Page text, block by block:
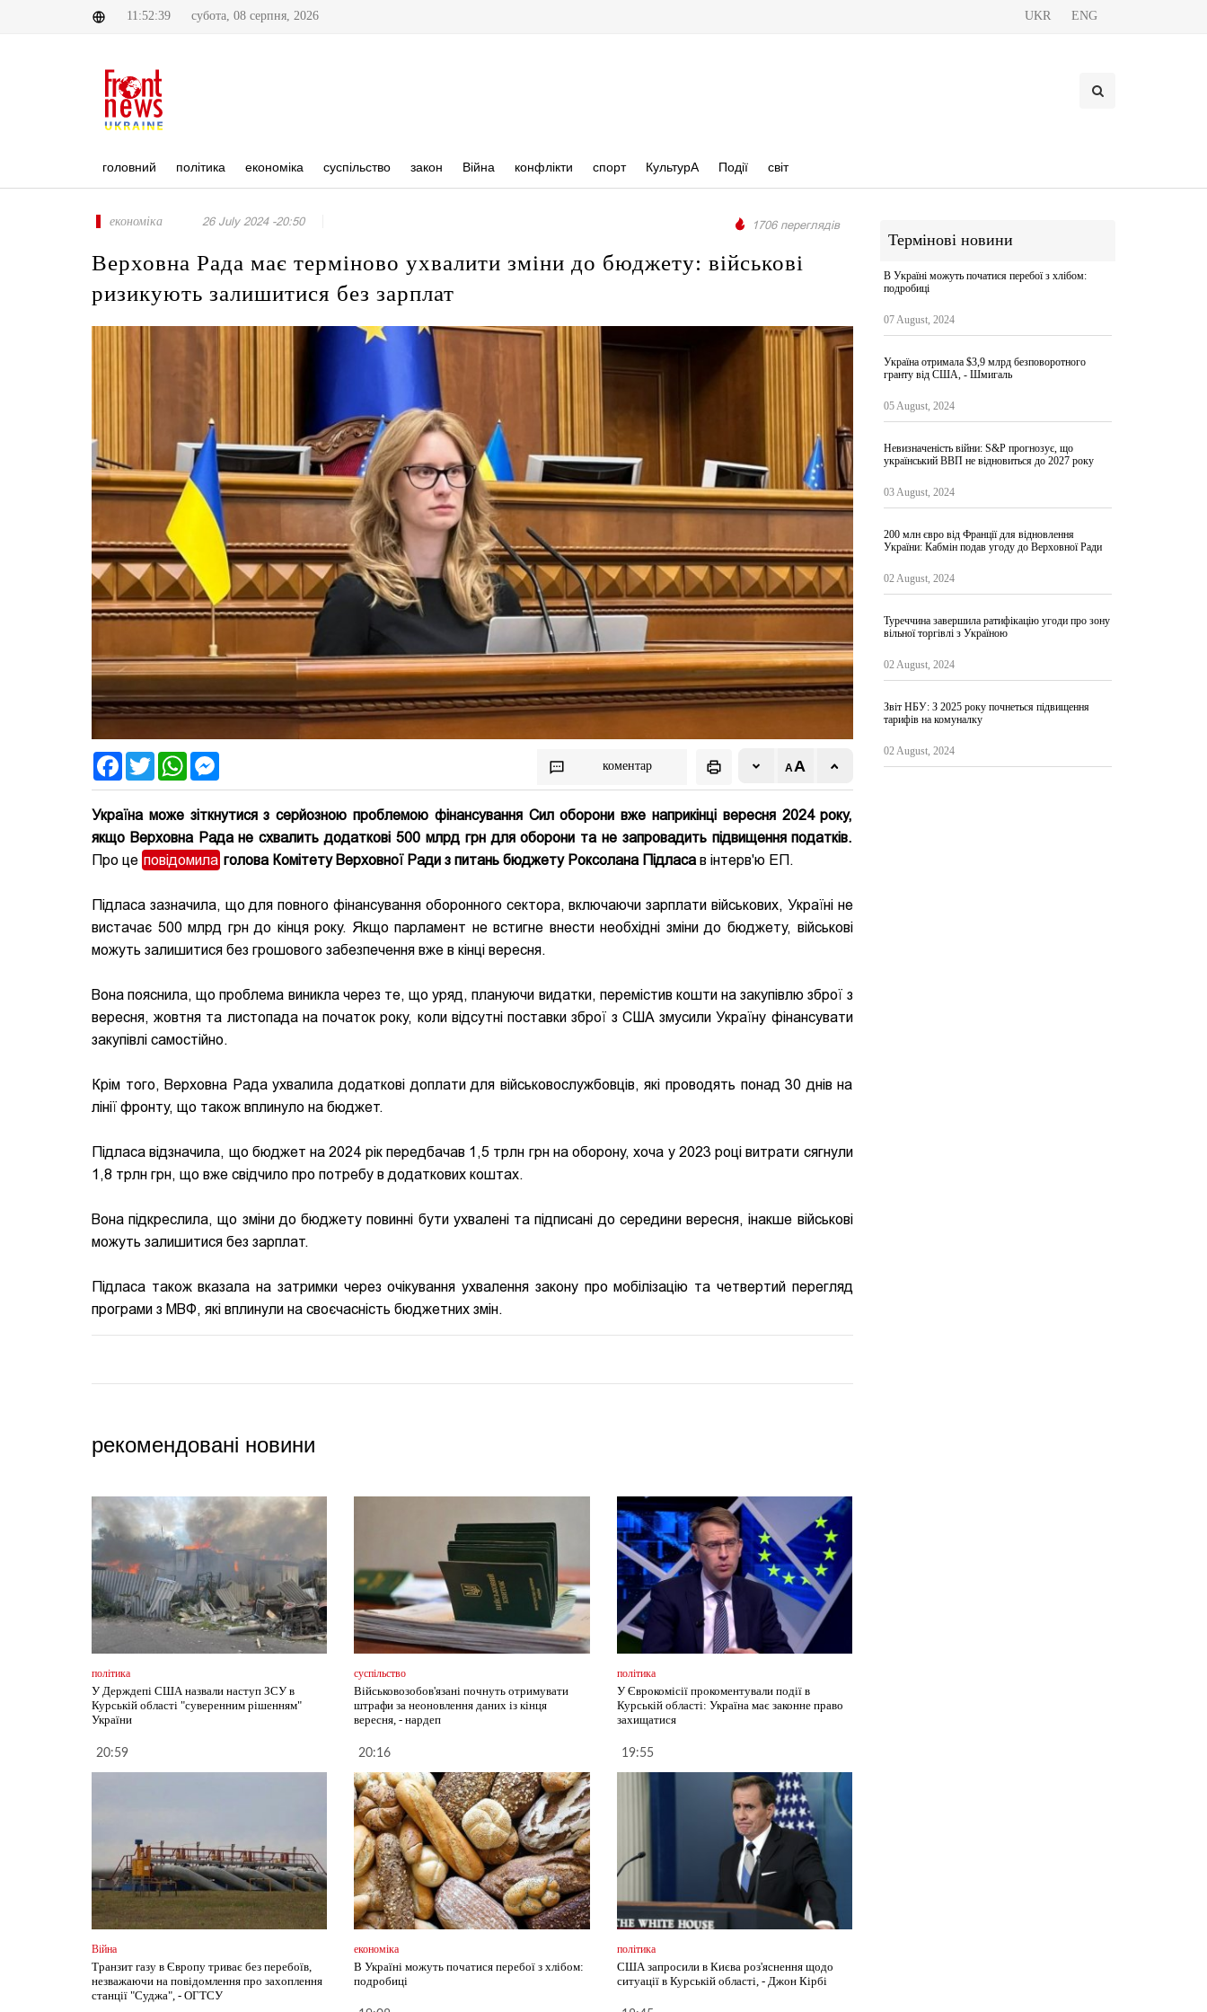
11:52:39 субота, 08 серпня, 2026 UKR ENG
головний політика економіка суспільство закон Війна конфлікти спорт КультурА Події світ
економіка 26 July 2024 -20:50 1706 переглядів
Верховна Рада має терміново ухвалити зміни до бюджету: військові
ризикують залишитися без зарплат
FacebookTwitter WhatsApp коментар
Україна може зіткнутися з серйозною проблемою фінансування Сил оборони вже наприкінці вересня 2024 року,
якщо Верховна Рада не схвалить додаткові 500 млрд грн для оборони та не запровадить підвищення податків.
Про це повідомила голова Комітету Верховної Ради з питань бюджету Роксолана Підласав інтерв'ю ЕП.
Підласа зазначила, що для повного фінансування оборонного сектора, включаючи зарплати військових, Україні не
вистачає 500 млрд грн до кінця року. Якщо парламент не встигне внести необхідні зміни до бюджету, військові
можуть залишитися без грошового забезпечення вже в кінці вересня.
Вона пояснила, що проблема виникла через те, що уряд, плануючи видатки, перемістив кошти на закупівлю зброї з
вересня, жовтня та листопада на початок року, коли відсутні поставки зброї з США змусили Україну фінансувати
закупівлі самостійно.
Крім того, Верховна Рада ухвалила додаткові доплати для військовослужбовців, які проводять понад 30 днів на
лінії фронту, що також вплинуло на бюджет.
Підласа відзначила, що бюджет на 2024 рік передбачав 1,5 трлн грн на оборону, хоча у 2023 році витрати сягнули
1,8 трлн грн, що вже свідчило про потребу в додаткових коштах.
Вона підкреслила, що зміни до бюджету повинні бути ухвалені та підписані до середини вересня, інакше військові
можуть залишитися без зарплат.
Підласа також вказала на затримки через очікування ухвалення закону про мобілізацію та четвертий перегляд
програми з МВФ, які вплинули на своєчасність бюджетних змін.
рекомендовані новини
політика
У Держдепі США назвали наступ ЗСУ в
Курській області "суверенним рішенням"
України
20:59
суспільство
Військовозобов'язані почнуть отримувати
штрафи за неоновлення даних із кінця
вересня, - нардеп
20:16
політика
У Єврокомісії прокоментували події в
Курській області: Україна має законне право
захищатися
19:55
Війна
Транзит газу в Європу триває без перебоїв,
незважаючи на повідомлення про захоплення
станції "Суджа", - ОГТСУ
економіка
В Україні можуть початися перебої з хлібом:
подробиці
політика
США запросили в Києва роз'яснення щодо
ситуації в Курській області, - Джон Кірбі
Термінові новини
В Україні можуть початися перебої з хлібом:
подробиці
07 August, 2024
Україна отримала $3,9 млрд безповоротного
гранту від США, - Шмигаль
05 August, 2024
Невизначеність війни: S&P прогнозує, що
український ВВП не відновиться до 2027 року
03 August, 2024
200 млн євро від Франції для відновлення
України: Кабмін подав угоду до Верховної Ради
02 August, 2024
Туреччина завершила ратифікацію угоди про зону
вільної торгівлі з Україною
02 August, 2024
Звіт НБУ: З 2025 року почнеться підвищення
тарифів на комуналку
02 August, 2024